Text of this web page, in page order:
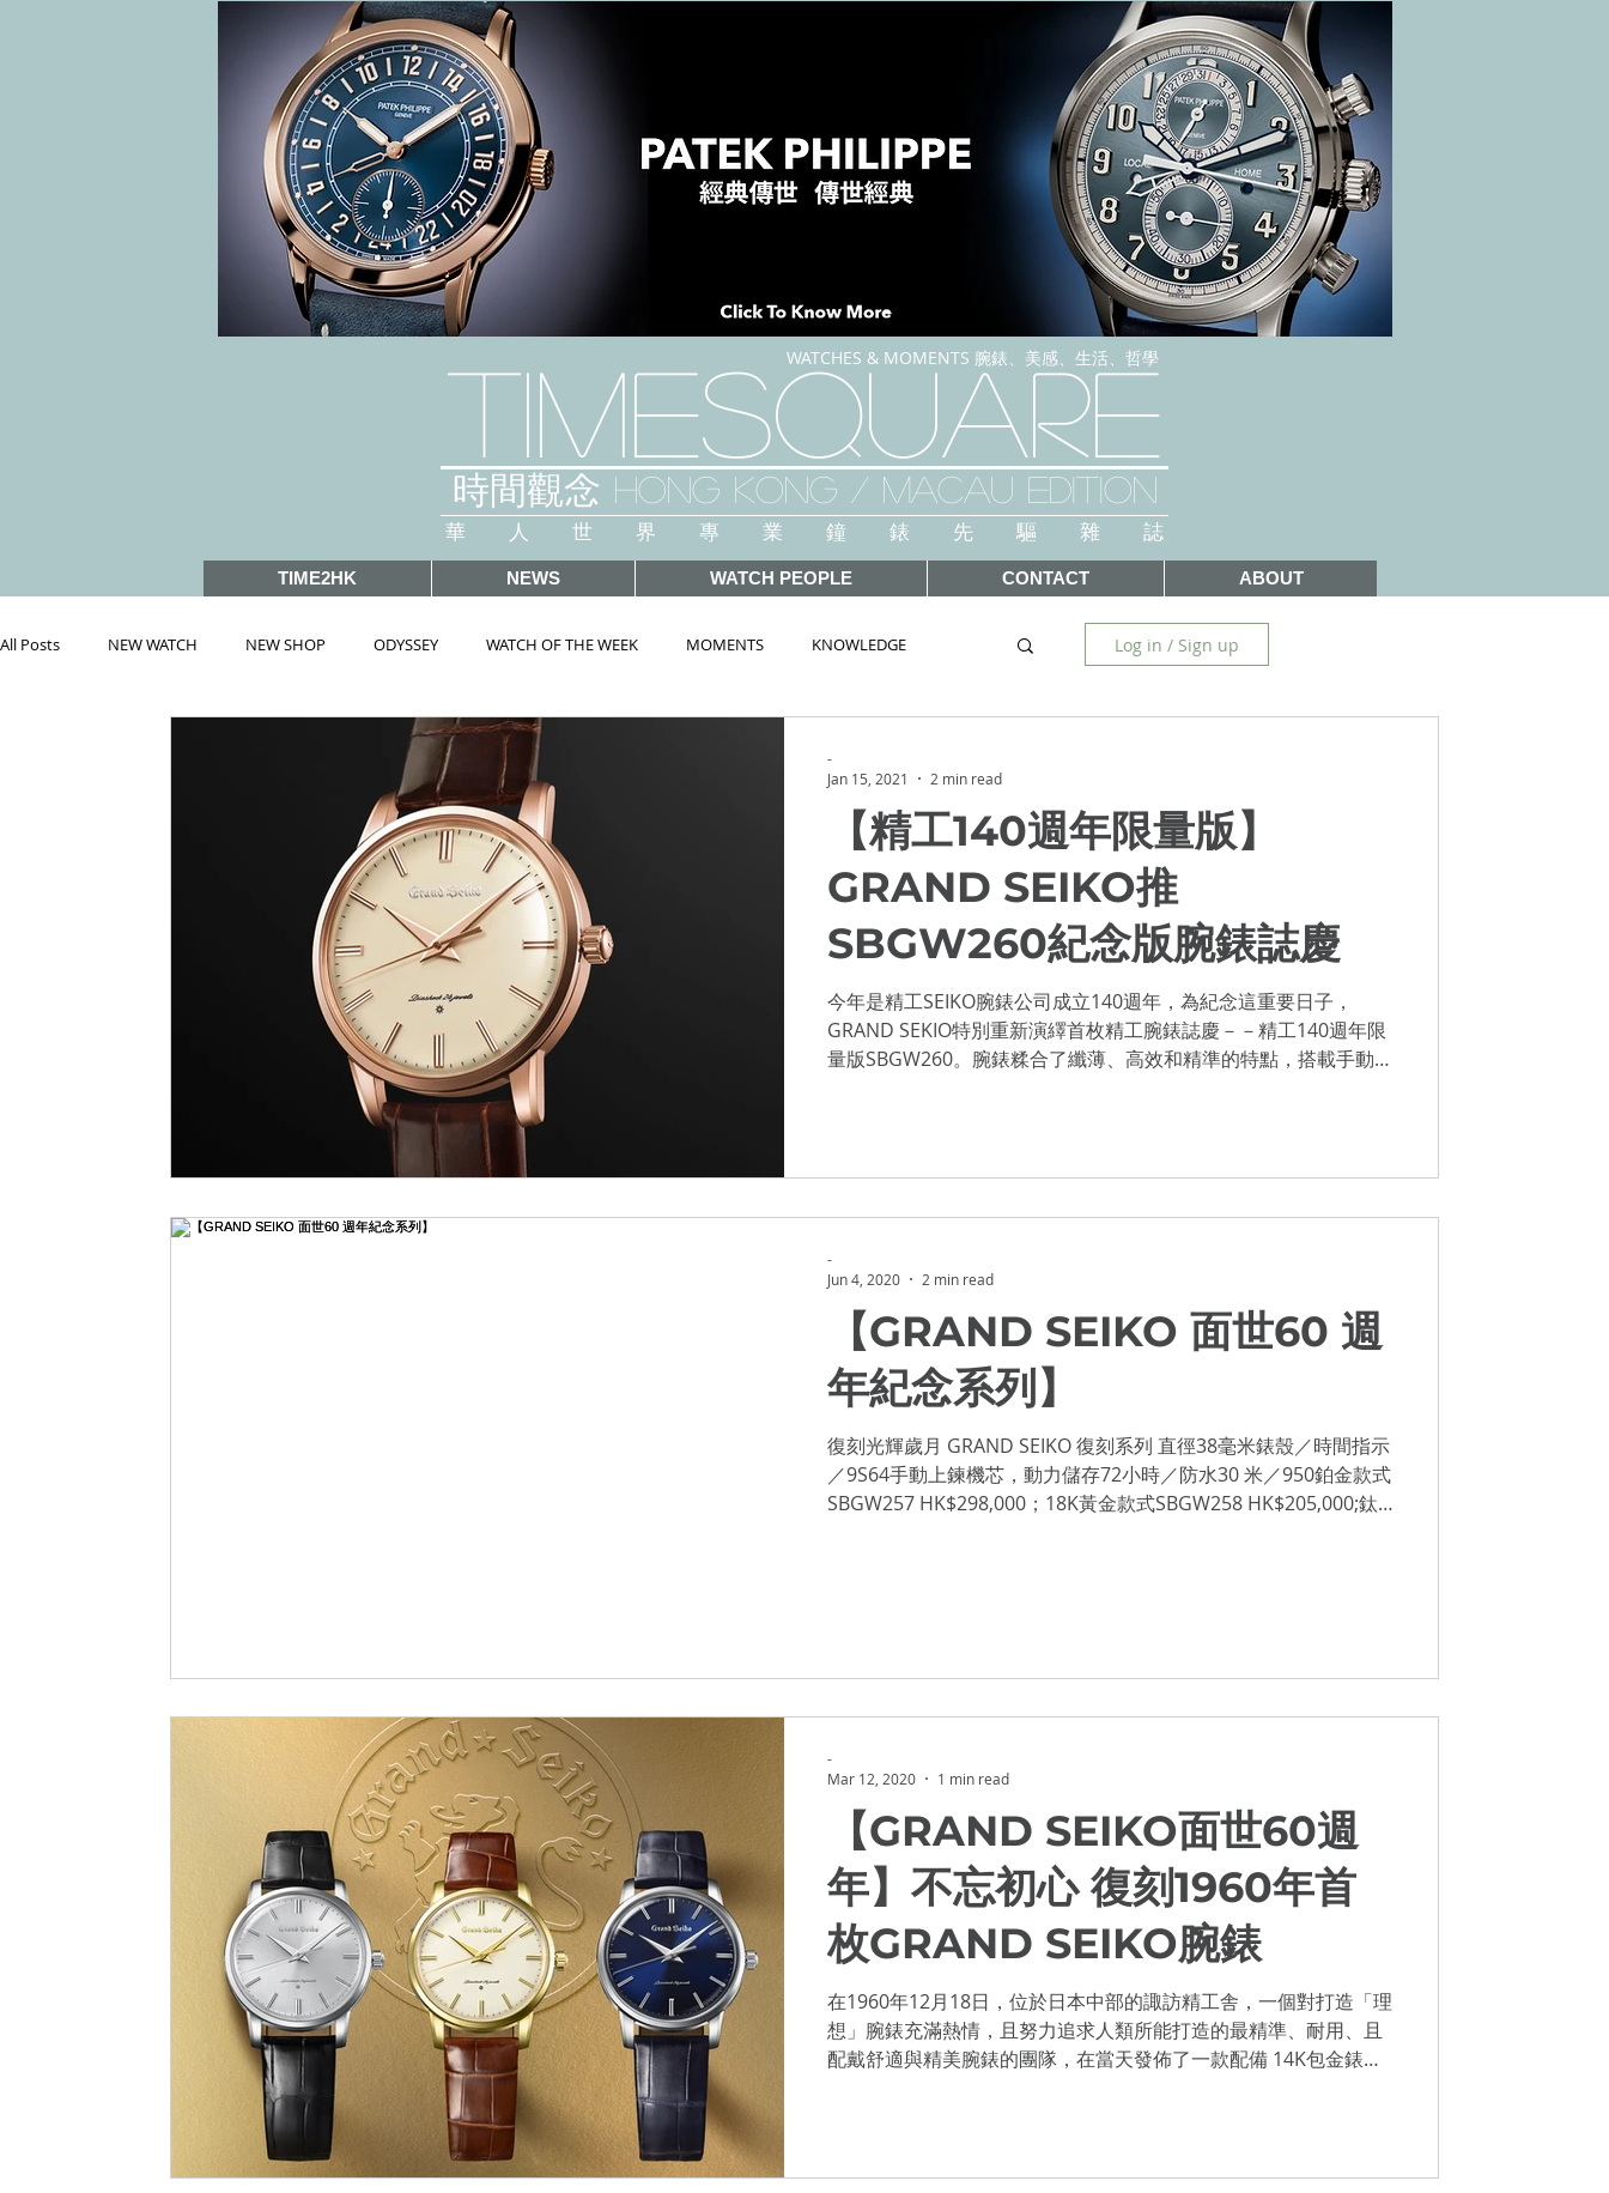
TimeSquare
WATCHES & MOMENTS 腕錶、美感、生活、哲學
時間觀念 HONG KONG / macau EDITION
華 人 世 界 專 業 鐘 錶 先 驅 雜 誌
TIME2HK NEWS WATCH PEOPLE CONTACT ABOUT
All Posts NEW WATCH NEW SHOP ODYSSEY WATCH OF THE WEEK MOMENTS KNOWLEDGE
WATCH PEOPLE HOT TAG
SIHH2019 BASELWORLD 2019 BASEL2018
BASELWORLD2017 BASELWORLD 2016 CLASSIC 101
Gadget News Watches & Wonders 2020
WATCHES & WONDERS 2021 SHOWCASE 2021
Log in / Sign up
【精工140週年限量版】
GRAND SEIKO推
SBGW260紀念版腕錶誌慶
今年是精工SEIKO腕錶公司成立140週年，為紀念這重要日子，
GRAND SEKIO特別重新演繹首枚精工腕錶誌慶－－精工140週年限
量版SBGW260。腕錶糅合了纖薄、高效和精準的特點，搭載手動上
-
Jan 15, 2021
2 min read
【GRAND SEIKO 面世60 週
年紀念系列】
復刻光輝歲月 GRAND SEIKO 復刻系列 直徑38毫米錶殼／時間指示
／9S64手動上鍊機芯，動力儲存72小時／防水30 米／950鉑金款式
SBGW257 HK$298,000；18K黃金款式SBGW258 HK$205,000;鈦
-
Jun 4, 2020
2 min read
【GRAND SEIKO面世60週
年】不忘初心 復刻1960年首
枚GRAND SEIKO腕錶
在1960年12月18日，位於日本中部的諏訪精工舎，一個對打造「理
想」腕錶充滿熱情，且努力追求人類所能打造的最精準、耐用、且
配戴舒適與精美腕錶的團隊，在當天發佈了一款配備 14K包金錶殼
-
Mar 12, 2020
1 min read